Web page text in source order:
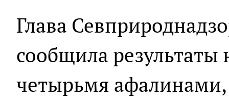
Глава
сообщила результаты
четырьмя